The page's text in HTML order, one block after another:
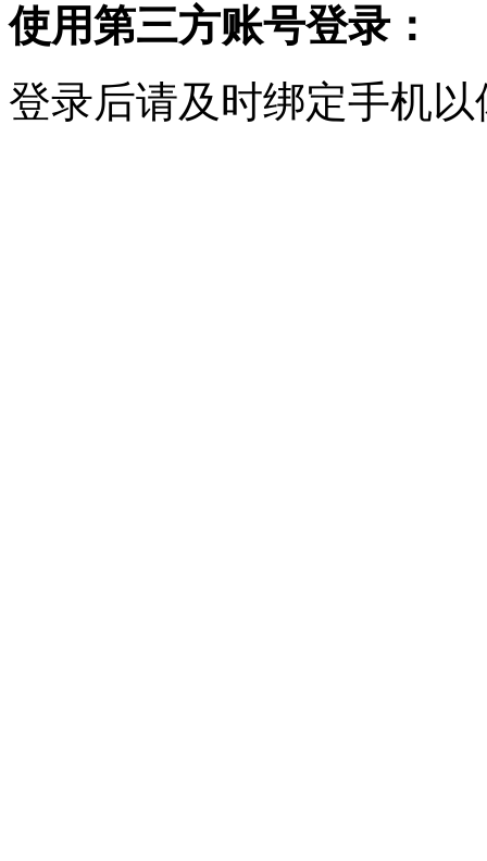
使用第三方账号登录：
登录后请及时绑定手机